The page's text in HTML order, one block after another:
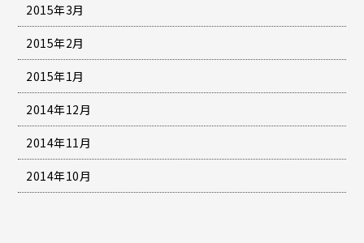
2015年3月
2015年2月
2015年1月
2014年12月
2014年11月
2014年10月